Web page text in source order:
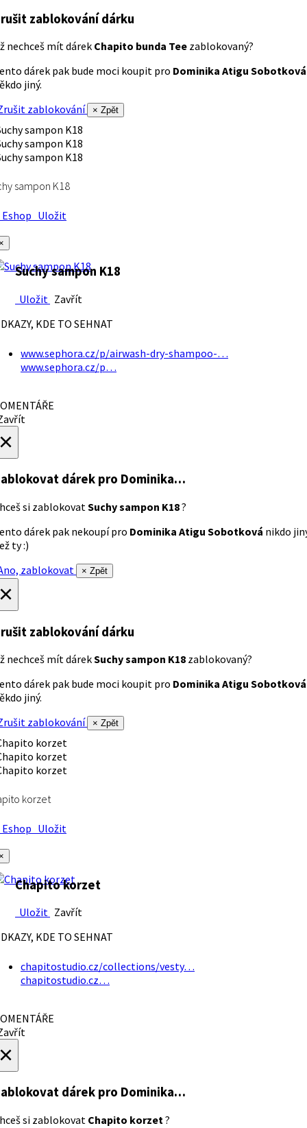
zablokování dárku
nechceš mít dárek Chapito bunda Tee zablokovaný?
dárek pak bude moci koupit pro Dominika Atigu Sobotková
jiný.
zablokování
× Zpět
sampon K18
Uložit
Suchy sampon K18
Uložit Zavřít
KDE TO SEHNAT
www.sephora.cz/p/airwash-dry-shampoo-…
www.sephora.cz/p…
dárek pro Dominika…
si zablokovatSuchy sampon K18?
dárek pak nekoupí pro Dominika Atigu Sobotková nikdo
ty :)
zablokovat
× Zpět
zablokování dárku
nechceš mít dárekSuchy sampon K18 zablokovaný?
dárek pak bude moci koupit pro Dominika Atigu Sobotková
jiný.
zablokování
× Zpět
korzet
Uložit
Chapito korzet
Uložit Zavřít
KDE TO SEHNAT
chapitostudio.cz/collections/vesty…
chapitostudio.cz…
dárek pro Dominika…
si zablokovat Chapito korzet?